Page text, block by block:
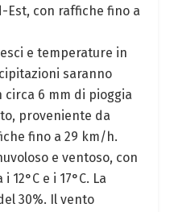
Est, con raffiche fino a
e temperature in
saranno
circa 6 mm di pioggia
proveniente da
fino a 29 km/h.
e ventoso, con
e i 17°C. La
30%. Il vento